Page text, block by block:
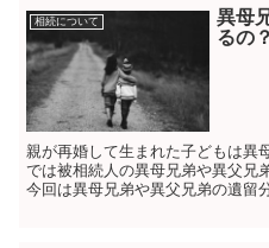
相続について
異母
るの？
親が再婚して生まれた子どもは異
では被相続人の異母兄弟や異父兄
今回は異母兄弟や異父兄弟の遺留